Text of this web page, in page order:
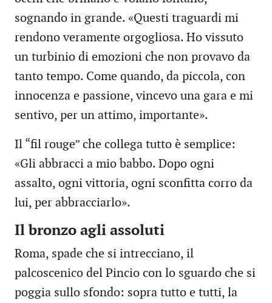
sognando in grande. «Questi traguardi mi
rendono veramente orgogliosa. Ho vissuto
un turbinio di emozioni che non provavo da
tanto tempo. Come quando, da piccola, con
innocenza e passione, vincevo una gara e mi
sentivo, per un attimo, importante».
Il “fil rouge” che collega tutto è semplice:
«Gli abbracci a mio babbo. Dopo ogni
assalto, ogni vittoria, ogni sconfitta corro da
lui, per abbracciarlo».
Il bronzo agli assoluti
Roma, spade che si intrecciano, il
palcoscenico del Pincio con lo sguardo che si
poggia sullo sfondo: sopra tutto e tutti, la